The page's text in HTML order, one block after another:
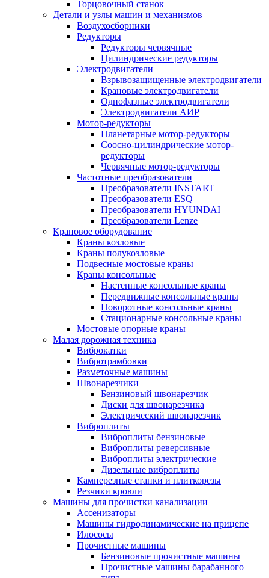
Торцовочный станок
Детали и узлы машин и механизмов
Воздухосборники
Редукторы
Редукторы червячные
Цилиндрические редукторы
Электродвигатели
Взрывозащищенные электродвигатели
Крановые электродвигатели
Однофазные электродвигатели
Электродвигатели АИР
Мотор-редукторы
Планетарные мотор-редукторы
Соосно-цилиндрические мотор-
редукторы
Червячные мотор-редукторы
Частотные преобразователи
Преобразователи INSTART
Преобразователи ESQ
Преобразователи HYUNDAI
Преобразователи Lenze
Крановое оборудование
Краны козловые
Краны полукозловые
Подвесные мостовые краны
Краны консольные
Настенные консольные краны
Передвижные консольные краны
Поворотные консольные краны
Стационарные консольные краны
Мостовые опорные краны
Малая дорожная техника
Виброкатки
Вибротрамбовки
Разметочные машины
Швонарезчики
Бензиновый швонарезчик
Диски для швонарезчика
Электрический швонарезчик
Виброплиты
Виброплиты бензиновые
Виброплиты реверсивные
Виброплиты электрические
Дизельные виброплиты
Камнерезные станки и плиткорезы
Резчики кровли
Машины для прочистки канализации
Ассенизаторы
Машины гидродинамические на прицепе
Илососы
Прочистные машины
Бензиновые прочистные машины
Прочистные машины барабанного